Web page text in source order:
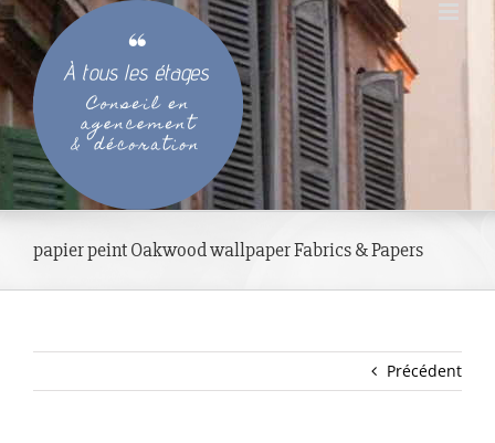
Passer
au
contenu
papier peint Oakwood wallpaper Fabrics & Papers
Précédent